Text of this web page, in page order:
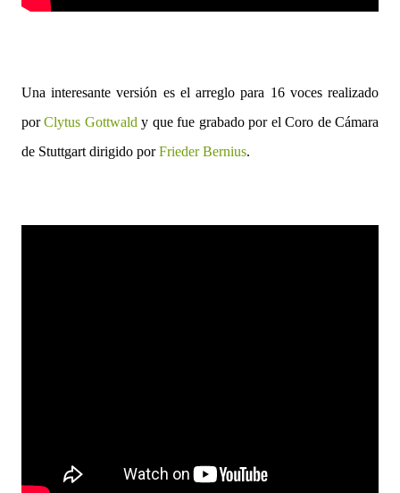
Una interesante versión es el arreglo para 16 voces realizado
porClytus Gottwald y que fue grabado por el Coro de Cámara
de Stuttgart dirigido porFrieder Bernius.